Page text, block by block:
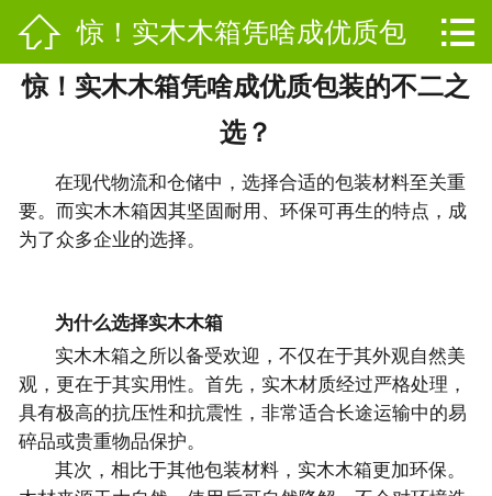
 网站首页
产品中心
公司简介
荣誉资质
在线留言
 惊！实木木箱凭啥成优质包
装的不二之选？

惊！实木木箱凭啥成优质包装的不二之
选？
在现代物流和仓储中，选择合适的包装材料至关重
要。而实木木箱因其坚固耐用、环保可再生的特点，成
为了众多企业的选择。
为什么选择实木木箱
实木木箱之所以备受欢迎，不仅在于其外观自然美
观，更在于其实用性。首先，实木材质经过严格处理，
具有极高的抗压性和抗震性，非常适合长途运输中的易
碎品或贵重物品保护。
其次，相比于其他包装材料，实木木箱更加环保。